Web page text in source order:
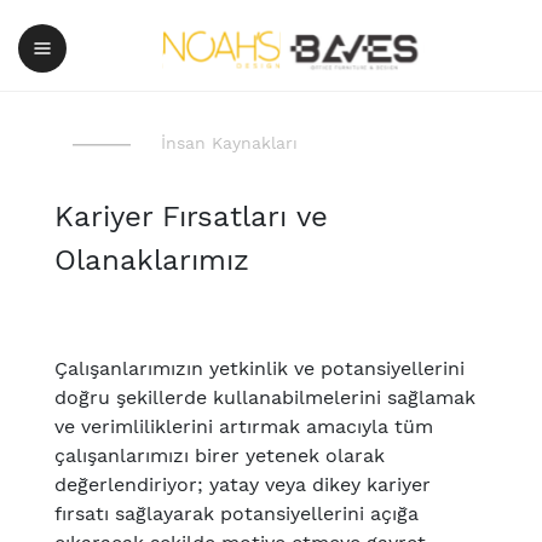
İnsan Kaynakları
Kariyer Fırsatları ve
Olanaklarımız
Çalışanlarımızın yetkinlik ve potansiyellerini
doğru şekillerde kullanabilmelerini sağlamak
ve verimliliklerini artırmak amacıyla tüm
çalışanlarımızı birer yetenek olarak
değerlendiriyor; yatay veya dikey kariyer
fırsatı sağlayarak potansiyellerini açığa